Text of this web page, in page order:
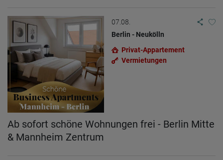
07.08.
Berlin - Neukölln
Privat-Appartement
Vermietungen
Ab sofort schöne Wohnungen frei - Berlin Mitte
& Mannheim Zentrum